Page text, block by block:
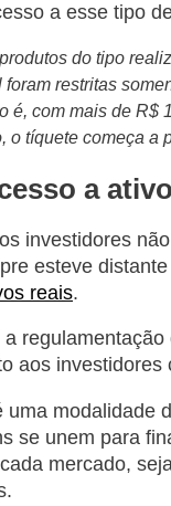
a esse tipo
do tipo
foram restritas
é, com mais de R$
o tíquete começa a
a
investidores
esteve
reais.
regulamentação
aos investidores
uma modalidade
se unem para
mercado,